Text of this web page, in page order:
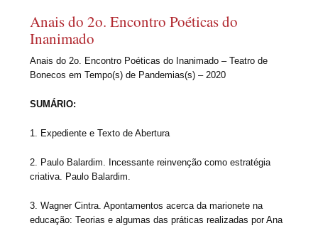
Anais do 2o. Encontro Poéticas do
Inanimado
Anais do 2o. Encontro Poéticas do Inanimado – Teatro de
Bonecos em Tempo(s) de Pandemias(s) – 2020
SUMÁRIO:
1. Expediente e Texto de Abertura
2. Paulo Balardim. Incessante reinvenção como estratégia
criativa. Paulo Balardim.
3. Wagner Cintra. Apontamentos acerca da marionete na
educação: Teorias e algumas das práticas realizadas por Ana